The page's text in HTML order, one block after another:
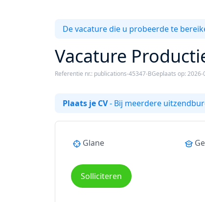
De vacature die u probeerde te
Vacature
Referentie nr.: publications-45347-BGeplaats op: 2026-
Plaats je CV- Bij meerdere
Glane
Solliciteren